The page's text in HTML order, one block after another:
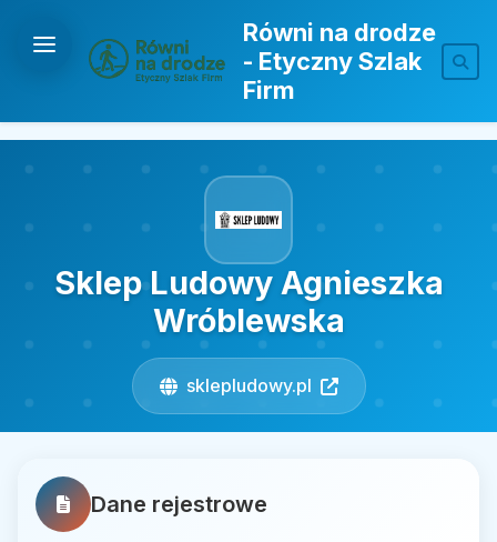
Równi na drodze
- Etyczny Szlak
Firm
Sklep Ludowy Agnieszka
Wróblewska
sklepludowy.pl
Dane rejestrowe